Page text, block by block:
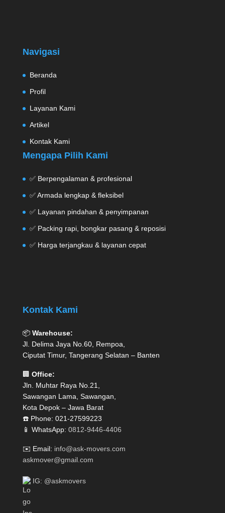
Navigasi
Beranda
Profil
Layanan Kami
Artikel
Kontak Kami
Mengapa Pilih Kami
✅ Berpengalaman & profesional
✅ Armada lengkap & fleksibel
✅ Layanan pindahan & penyimpanan
✅ Packing rapi, bongkar pasang & reposisi
✅ Harga terjangkau & layanan cepat
Kontak Kami
📦 Warehouse:
Jl. Delima Jaya No.60, Rempoa,
Ciputat Timur, Tangerang Selatan – Banten
🏢 Office:
Jln. Muhtar Raya No.21,
Sawangan Lama, Sawangan,
Kota Depok – Jawa Barat
☎️ Phone: 021-27599223
📱 WhatsApp: 0812-9446-4406
✉️ Email: info@ask-movers.com
askmover@gmail.com
IG: @askmovers